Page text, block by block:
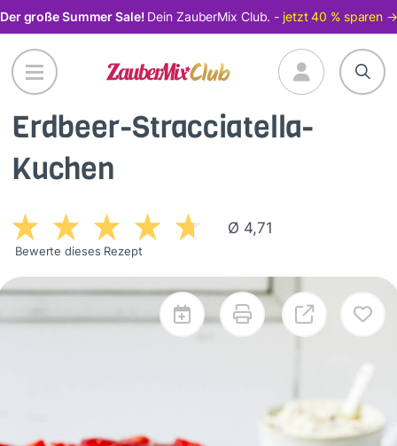
Direkt
zum
Inhalt
Der große Summer Sale! Dein ZauberMix Club. - jetzt 40 % sparen →
Erdbeer-Stracciatella-
Kuchen
Ø 4,71
Bewerte dieses Rezept